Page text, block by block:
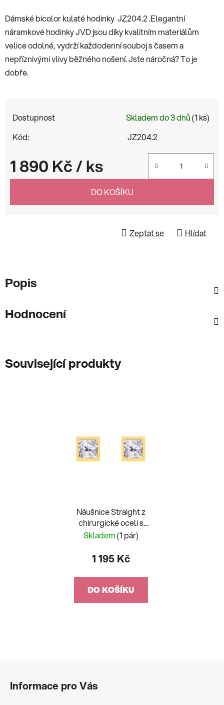
Dámské bicolor kulaté hodinky JZ204.2 .Elegantní
náramkové hodinky JVD jsou díky kvalitním materiálům
velice odolné, vydrží každodenní souboj s časem a
nepříznivými vlivy běžného nošení. Jste náročná? To je
dobře.
Dostupnost Skladem do 3 dnů(1 ks)
Kód:
JZ204.2
1 890 Kč/ ks
Měrná cena:
DO KOŠÍKU
Zeptat se Hlídat
Popis
Hodnocení
Související produkty
Náušnice Straight z
chirurgické oceli s
českým křišťálem
Skladem(1 pár)
1 195 Kč
DO KOŠÍKU
Informace pro Vás